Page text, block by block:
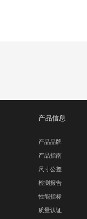
产品信息
产品品牌
产品指南
尺寸公差
检测报告
性能指标
质量认证